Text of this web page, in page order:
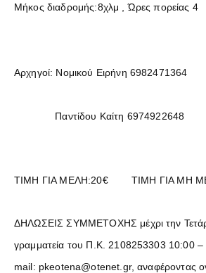
Μήκος διαδρομής:8χλμ , Ώρες πορείας 4
Αρχηγοί: Νομικού Ειρήνη 6982471364
Παντίδου Καίτη 6974922648
TIMH ΓΙΑ ΜΕΛΗ:20€ ΤΙΜΗ ΓΙΑ ΜΗ
ΔΗΛΩΣΕΙΣ ΣΥΜΜΕΤΟΧΗΣ μέχρι την
γραμματεία του Π.Κ. 2108253303 10:00 –
mail: pkeotena@otenet.gr, αναφέροντας